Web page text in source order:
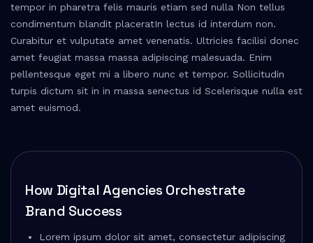
tempor in pharetra felis mauris etiam sed nulla Non tellus
condimentum blandit placeratIn lectus id interdum non.
Curabitur et vulputate amet venenatis. Ultricies facilisi donec
amet feugiat massa massa adipiscing malesuada. Enim
pellentesque eget mi a libero nunc et tempor. Sollicitudin
turpis dictum sit in in massa senectus id Scelerisque nulla est
amet euismod.
How Digital Agencies Orchestrate
Brand Success
Lorem ipsum dolor sit amet, consectetur adipiscing